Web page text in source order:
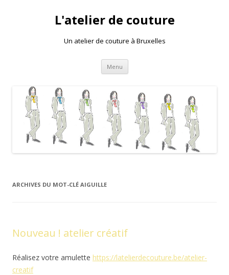
L'atelier de couture
Un atelier de couture à Bruxelles
Menu Aller au contenu principal
ARCHIVES DU MOT-CLÉ AIGUILLE
Nouveau ! atelier créatif
Réalisez votre amulette https://latelierdecouture.be/atelier-
creatif